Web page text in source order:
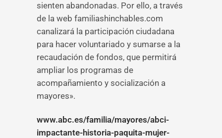
sienten abandonadas. Por ello, a través
de la web familiashinchables.com
canalizará la participación ciudadana
para hacer voluntariado y sumarse a la
recaudación de fondos, que permitirá
ampliar los programas de
acompañamiento y socialización a
mayores».
www.abc.es/familia/mayores/abci-
impactante-historia-paquita-mujer-